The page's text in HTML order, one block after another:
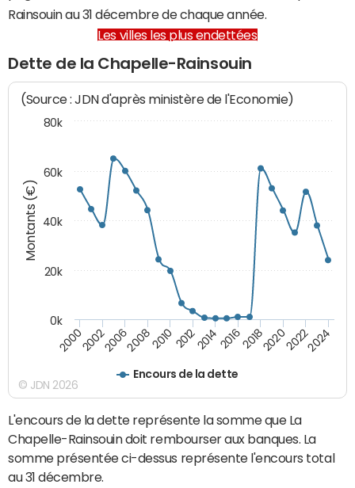
Rainsouin au 31 décembre de chaque année.
Les villes les plus endettées
Dette de la Chapelle-Rainsouin
Montants (€)
(Source : JDN d'après ministère de l'Economie)
Encours de la dette
20002002200620082010 2012201420162018202020222024
0k
20k
40k
60k
80k
© JDN 2026
L'encours de la dette représente la somme que La
Chapelle-Rainsouin doit rembourser aux banques. La
somme présentée ci-dessus représente l'encours total
au 31 décembre.